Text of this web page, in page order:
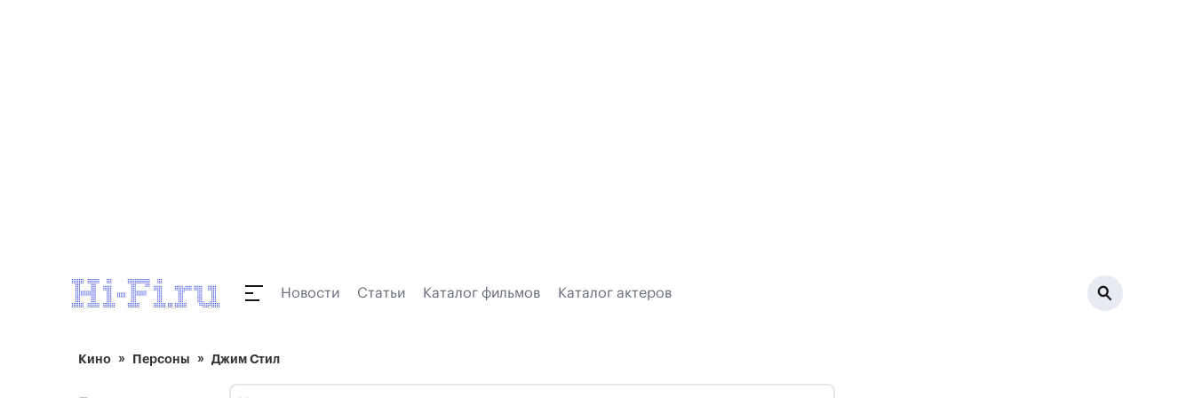
Новости Статьи Каталог фильмов Каталог актеров
Кино Персоны Джим Стил